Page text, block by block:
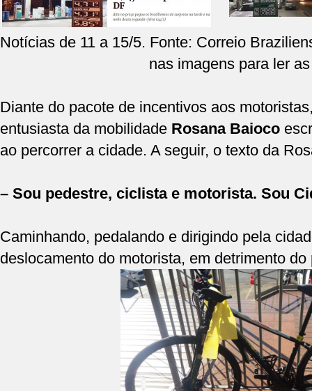
Notícias de 11 a 15/5. Fonte: Correio
nas imagens para ler
Diante do pacote de incentivos aos
entusiasta da mobilidade Rosana Baioco
ao percorrer a cidade. A seguir, o texto da
– Sou pedestre, ciclista e motorista. Sou
Caminhando, pedalando e dirigindo pela
deslocamento do motorista, em detrimento